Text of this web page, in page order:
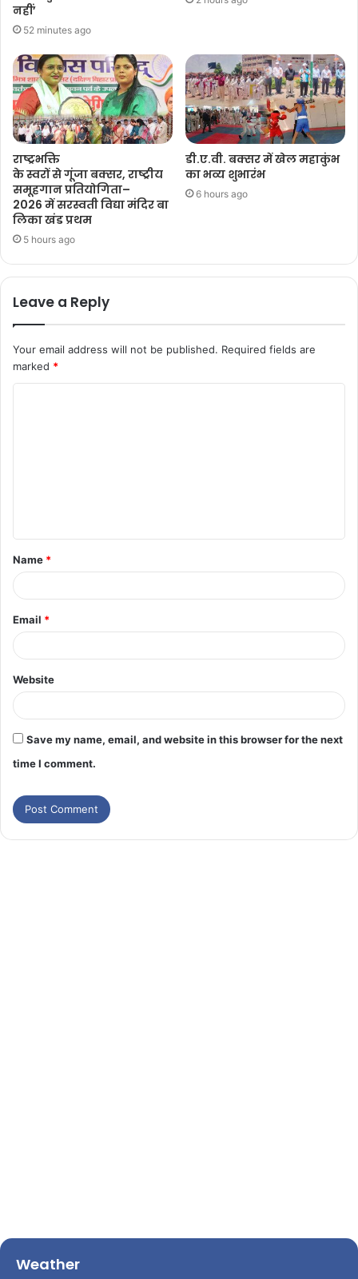
नहीं’
52 minutes ago
राष्ट्रभक्ति
के स्वरों से गूंजा बक्सर, राष्ट्रीय
समूहगान प्रतियोगिता–
2026 में सरस्वती विद्या मंदिर बा
लिका खंड प्रथम
5 hours ago
डी.ए.वी. बक्सर में खेल महाकुंभ
का भव्य शुभारंभ
6 hours ago
Leave a Reply
Your email address will not be published. Required fields are
marked *
Name *
Email *
Website
Save my name, email, and website in this browser for the next
time I comment.
Weather